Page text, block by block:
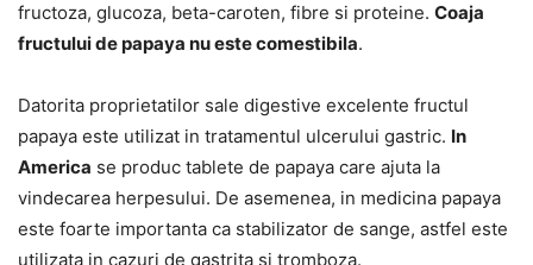
fructoza, glucoza, beta-caroten, fibre si proteine. Coaja
fructului de papaya nu este comestibila.
Datorita proprietatilor sale digestive excelente fructul
papaya este utilizat in tratamentul ulcerului gastric. In
America se produc tablete de papaya care ajuta la
vindecarea herpesului. De asemenea, in medicina papaya
este foarte importanta ca stabilizator de sange, astfel este
utilizata in cazuri de gastrita si tromboza.